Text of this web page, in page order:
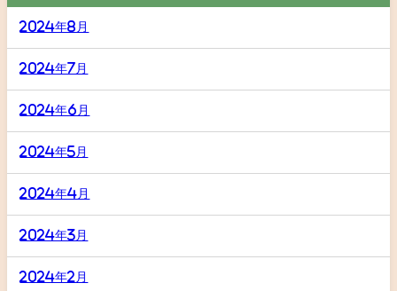
2024年8月
2024年7月
2024年6月
2024年5月
2024年4月
2024年3月
2024年2月